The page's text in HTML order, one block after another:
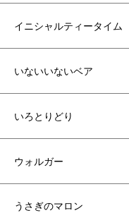
イニシャルティータイム
いないいないベア
いろとりどり
ウォルガー
うさぎのマロン